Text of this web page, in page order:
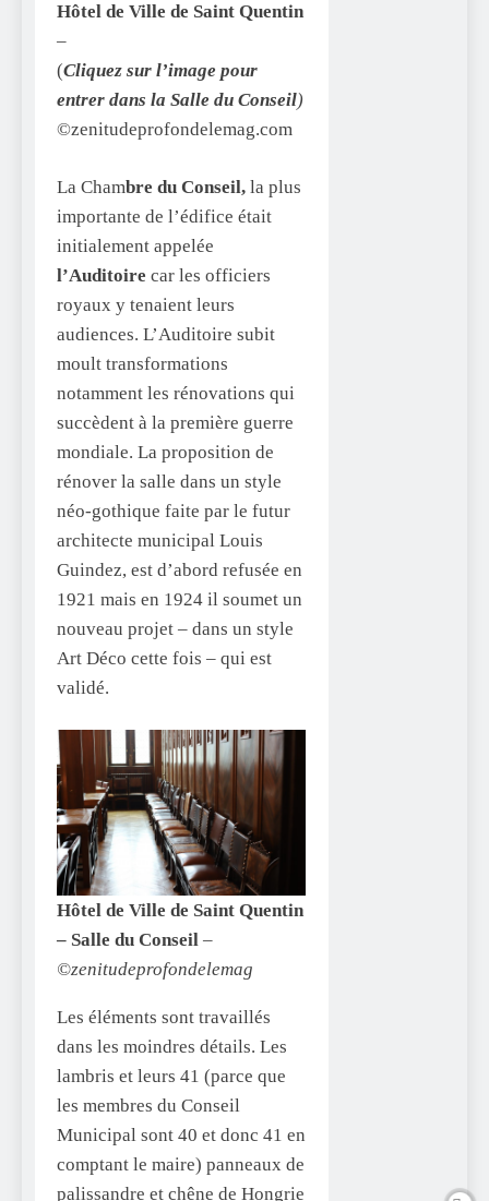
Hôtel de Ville de Saint Quentin
–
(Cliquez sur l’image pour
entrer dans la Salle du Conseil)
©zenitudeprofondelemag.com
La Chambre du Conseil, la plus
importante de l’édifice était
initialement appelée
l’Auditoire car les officiers
royaux y tenaient leurs
audiences. L’Auditoire subit
moult transformations
notamment les rénovations qui
succèdent à la première guerre
mondiale. La proposition de
rénover la salle dans un style
néo-gothique faite par le futur
architecte municipal Louis
Guindez, est d’abord refusée en
1921 mais en 1924 il soumet un
nouveau projet – dans un style
Art Déco cette fois – qui est
validé.
Hôtel de Ville de Saint Quentin
– Salle du Conseil–
©zenitudeprofondelemag
Les éléments sont travaillés
dans les moindres détails. Les
lambris et leurs 41 (parce que
les membres du Conseil
Municipal sont 40 et donc 41 en
comptant le maire) panneaux de
palissandre et chêne de Hongrie